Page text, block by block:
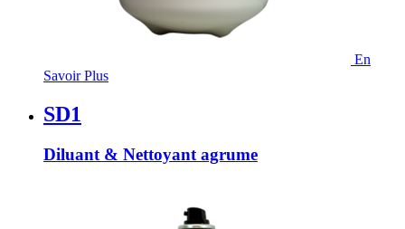
En
Savoir Plus
SD1
Diluant & Nettoyant agrume